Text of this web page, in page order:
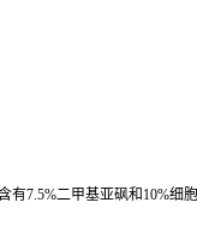
7.5%二甲基亚砜和10%细